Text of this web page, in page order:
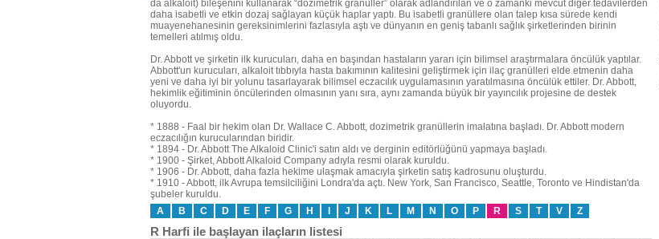
da alkaloit) bileşenini kullanarak “dozimetrik granüller” olarak adlandırılan ve o zamanki mevcut diğer tedavilerden
daha isabetli ve etkin dozaj sağlayan küçük haplar yaptı. Bu isabetli granüllere olan talep kısa sürede kendi
muayenehanesinin gereksinimlerini fazlasıyla aştı ve dünyanın en geniş tabanlı sağlık şirketlerinden birinin
temelleri atılmış oldu.
Dr. Abbott ve şirketin ilk kurucuları, daha en başından hastaların yararı için bilimsel araştırmalara öncülük yaptılar.
Abbott'un kurucuları, alkaloit tıbbıyla hasta bakımının kalitesini geliştirmek için ilaç granülleri elde etmenin daha
yeni ve daha iyi bir yolunu tasarlayarak bilimsel eczacılık uygulamasının yaratılmasına öncülük ettiler. Dr. Abbott,
hekimlik eğitiminin öncülerinden olmasının yanı sıra, aynı zamanda büyük bir yayıncılık projesine de destek
oluyordu.
* 1888 - Faal bir hekim olan Dr. Wallace C. Abbott, dozimetrik granüllerin imalatına başladı. Dr. Abbott modern
eczacılığın kurucularından biridir.
* 1894 - Dr. Abbott The Alkaloid Clinic'i satın aldı ve derginin editörlüğünü yapmaya başladı.
* 1900 - Şirket, Abbott Alkaloid Company adıyla resmi olarak kuruldu.
* 1906 - Dr. Abbott, daha fazla hekime ulaşmak amacıyla şirketin satış kadrosunu oluşturdu.
* 1910 - Abbott, ilk Avrupa temsilciliğini Londra'da açtı. New York, San Francisco, Seattle, Toronto ve Hindistan'da
şubeler kuruldu.
A
B C D E F G H J K L M N O P R S T V Z
R Harfi ile başlayan ilaçların listesi